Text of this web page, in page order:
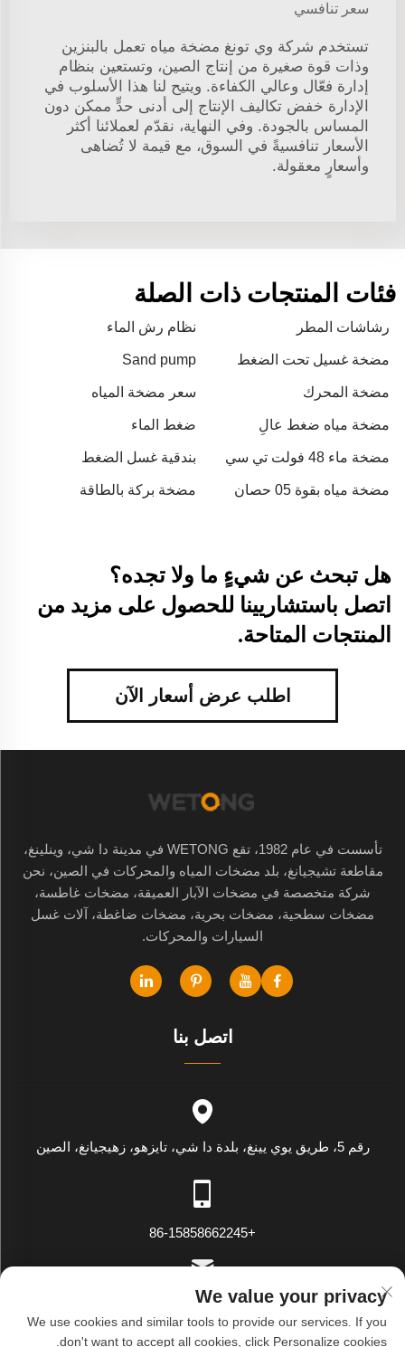
سعر تنافسي
تستخدم شركة وي تونغ مضخة مياه تعمل بالبنزين
وذات قوة صغيرة من إنتاج الصين، وتستعين بنظام
إدارة فعّال وعالي الكفاءة. ويتيح لنا هذا الأسلوب في
الإدارة خفض تكاليف الإنتاج إلى أدنى حدٍّ ممكن دون
المساس بالجودة. وفي النهاية، نقدّم لعملائنا أكثر
الأسعار تنافسيةً في السوق، مع قيمة لا تُضاهى
وأسعارٍ معقولة.
فئات المنتجات ذات الصلة
رشاشات المطر نظام رش الماء
مضخة غسيل تحت الضغط Sand pump
مضخة المحرك سعر مضخة المياه
مضخة مياه ضغط عالٍ ضغط الماء
مضخة ماء 48 فولت تي سي بندقية غسل الضغط
مضخة مياه بقوة 05 حصان
مضخة بركة بالطاقة
هل تبحث عن شيءٍ ما ولا تجده؟
اتصل باستشاريينا للحصول على مزيد من
المنتجات المتاحة.
اطلب عرض أسعار الآن
تأسست في عام 1982، تقع WETONG في مدينة دا شي، وينلينغ،
مقاطعة تشيجيانغ، بلد مضخات المياه والمحركات في الصين، نحن
شركة متخصصة في مضخات الآبار العميقة، مضخات غاطسة،
مضخات سطحية، مضخات بحرية، مضخات ضاغطة، آلات غسل
السيارات والمحركات.
اتصل بنا
رقم 5، طريق يوي يينغ، بلدة دا شي، تايزهو، زهيجيانغ، الصين
+86-15858662245
[email protected]
We value your privacy
We use cookies and similar tools to provide our services. If you
don't want to accept all cookies, click Personalize cookies.